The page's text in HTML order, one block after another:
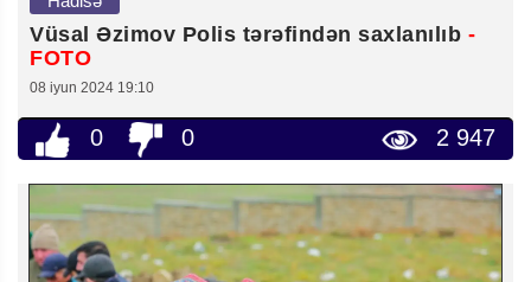
Vüsal Əzimov Polis tərəfindən saxlanılıb -
FOTO
08 iyun 2024 19:10
0 0 2 947